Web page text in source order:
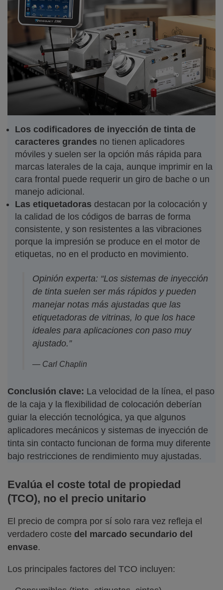
Los codificadores de inyección de tinta de
caracteres grandes no tienen aplicadores
móviles y suelen ser la opción más rápida para
marcas laterales de la caja, aunque imprimir en la
cara frontal puede requerir un giro de bache o un
manejo adicional.
Las etiquetadoras destacan por la colocación y
la calidad de los códigos de barras de forma
consistente, y son resistentes a las vibraciones
porque la impresión se produce en el motor de
etiquetas, no en el producto en movimiento.
Opinión experta: “Los sistemas de inyección
de tinta suelen ser más rápidos y pueden
manejar notas más ajustadas que las
etiquetadoras de vitrinas, lo que los hace
ideales para aplicaciones con paso muy
ajustado.”
— Carl Chaplin
Conclusión clave: La velocidad de la línea, el paso
de la caja y la flexibilidad de colocación deberían
guiar la elección tecnológica, ya que algunos
aplicadores mecánicos y sistemas de inyección de
tinta sin contacto funcionan de forma muy diferente
bajo restricciones de rendimiento muy ajustadas.
Evalúa el coste total de propiedad
(TCO), no el precio unitario
El precio de compra por sí solo rara vez refleja el
verdadero coste del marcado secundario del
envase.
Los principales factores del TCO incluyen: